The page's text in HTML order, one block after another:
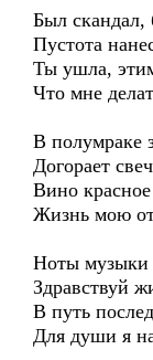
Был скандал,
Пустота
Ты ушла,
Что мне
В полумраке
Догорает
Вино
Жизнь мою
Ноты музыки
Здравствуй
В путь
Для души я